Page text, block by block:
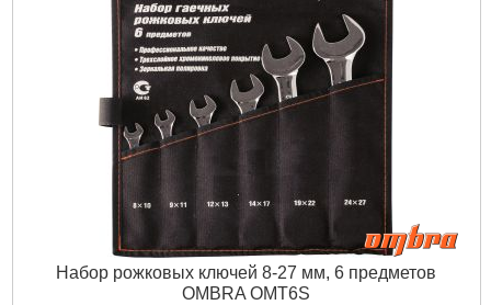
Набор рожковых ключей 8-27 мм, 6 предметов
OMBRA OMT6S